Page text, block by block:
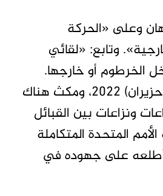
وعلى «الحركة
وتابع: «لقائي
الخرطوم أو خارجها.
وبالفعل، كان حميدتي قد غادر الخرطوم إلى إقليم دارفور في يونيو (حزيران) 2022، ومكث هناك
ونزاعات بين القبائل
المتحدة المتكاملة
وأطلعه على جهوده في